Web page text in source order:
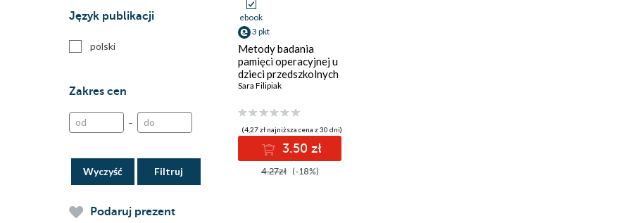
Język publikacji
polski
Zakres cen
–
Wyczyść
Podaruj prezent
ebook
3 pkt
Metody badania
pamięci operacyjnej u
dzieci przedszkolnych
Sara Filipiak
(4,27 zł najniższa cena z 30 dni)
3.50 zł
4.27zł (-18%)